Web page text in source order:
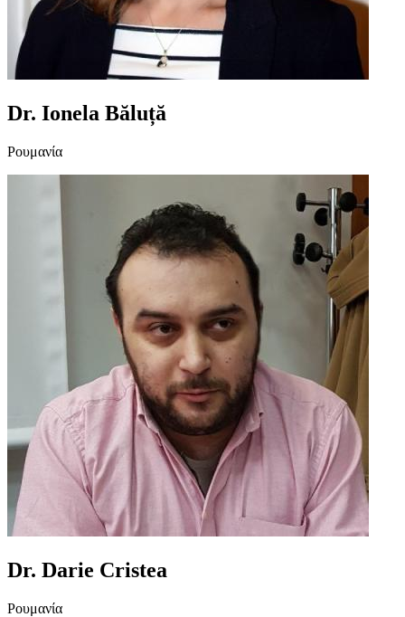
Dr. Ionela Băluță
Ρουμανία
Dr. Darie Cristea
Ρουμανία